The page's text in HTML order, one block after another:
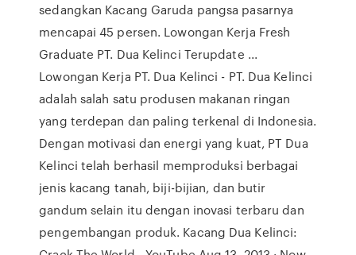
sedangkan Kacang Garuda pangsa pasarnya
mencapai 45 persen. Lowongan Kerja Fresh
Graduate PT. Dua Kelinci Terupdate ...
Lowongan Kerja PT. Dua Kelinci - PT. Dua Kelinci
adalah salah satu produsen makanan ringan
yang terdepan dan paling terkenal di Indonesia.
Dengan motivasi dan energi yang kuat, PT Dua
Kelinci telah berhasil memproduksi berbagai
jenis kacang tanah, biji-bijian, dan butir
gandum selain itu dengan inovasi terbaru dan
pengembangan produk. Kacang Dua Kelinci: